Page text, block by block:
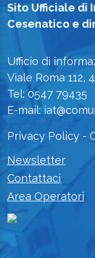
Sito Ufficiale di
Cesenatico e
Ufficio di
Viale Roma 112,
Tel: 0547 79435
E-mail:
Privacy Policy -
Newsletter
Contattaci
Area Operatori